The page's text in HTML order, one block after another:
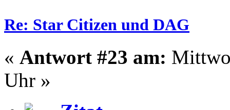
Re: Star Citizen und DAG
« Antwort #23 am:
Uhr »